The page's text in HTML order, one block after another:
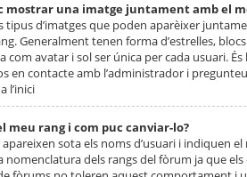
mostrar una imatge juntament amb el
tipus d’imatges que poden aparèixer
Generalment tenen forma d’estrelles,
com avatar i sol ser única per cada usuari.
en contacte amb l’administrador i
l’inici
meu rang i com puc canviar-lo?
apareixen sota els noms d’usuari i
nomenclatura dels rangs del fòrum ja que